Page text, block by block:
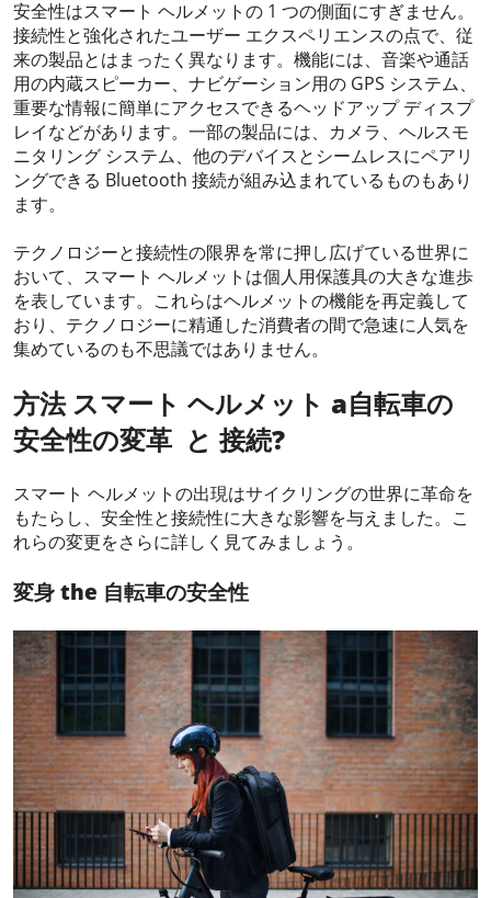
安全性はスマート ヘルメットの 1 つの側面にすぎません。
接続性と強化されたユーザー エクスペリエンスの点で、従
来の製品とはまったく異なります。機能には、音楽や通話
用の内蔵スピーカー、ナビゲーション用の GPS システム、
重要な情報に簡単にアクセスできるヘッドアップ ディスプ
レイなどがあります。一部の製品には、カメラ、ヘルスモ
ニタリング システム、他のデバイスとシームレスにペアリ
ングできる Bluetooth 接続が組み込まれているものもあり
ます。
テクノロジーと接続性の限界を常に押し広げている世界に
おいて、スマート ヘルメットは個人用保護具の大きな進歩
を表しています。これらはヘルメットの機能を再定義して
おり、テクノロジーに精通した消費者の間で急速に人気を
集めているのも不思議ではありません。
方法スマート ヘルメット a自転車の
安全性の変革 と接続?
スマート ヘルメットの出現はサイクリングの世界に革命を
もたらし、安全性と接続性に大きな影響を与えました。こ
れらの変更をさらに詳しく見てみましょう。
変身 the 自転車の安全性